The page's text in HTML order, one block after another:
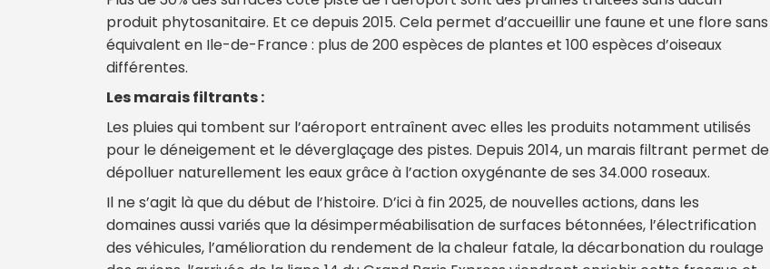
produit phytosanitaire. Et ce depuis 2015. Cela permet d’accueillir une faune et une flore sans
équivalent en Ile-de-France : plus de 200 espèces de plantes et 100 espèces d’oiseaux
différentes.
Les marais filtrants :
Les pluies qui tombent sur l’aéroport entraînent avec elles les produits notamment utilisés
pour le déneigement et le déverglaçage des pistes. Depuis 2014, un marais filtrant permet de
dépolluer naturellement les eaux grâce à l’action oxygénante de ses 34.000 roseaux.
Il ne s’agit là que du début de l’histoire. D’ici à fin 2025, de nouvelles actions, dans les
domaines aussi variés que la désimperméabilisation de surfaces bétonnées, l’électrification
des véhicules, l’amélioration du rendement de la chaleur fatale, la décarbonation du roulage